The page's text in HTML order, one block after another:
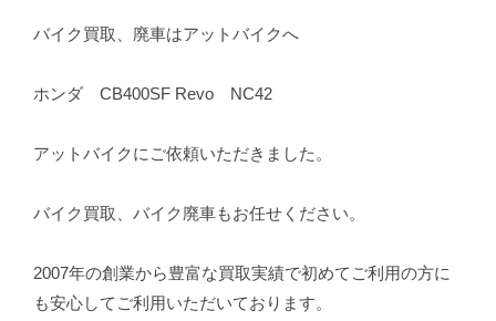
バイク買取、廃車はアットバイクへ
ホンダ CB400SF Revo NC42
アットバイクにご依頼いただきました。
バイク買取、バイク廃車もお任せください。
2007年の創業から豊富な買取実績で初めてご利用の方に
も安心してご利用いただいております。